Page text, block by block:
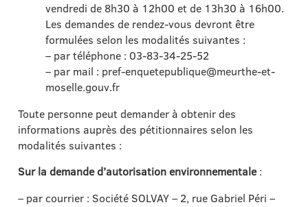
vendredi de 8h30 à 12h00 et de 13h30 à 16h00.
Les demandes de rendez-vous devront être
formulées selon les modalités suivantes :
– par téléphone : 03-83-34-25-52
– par mail : pref-enquetepublique@meurthe-et-
moselle.gouv.fr
Toute personne peut demander à obtenir des
informations auprès des pétitionnaires selon les
modalités suivantes :
Sur la demande d’autorisation environnementale:
– par courrier : Société SOLVAY – 2, rue Gabriel Péri –